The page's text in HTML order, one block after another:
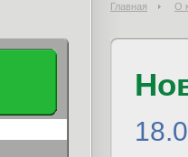
Главная О